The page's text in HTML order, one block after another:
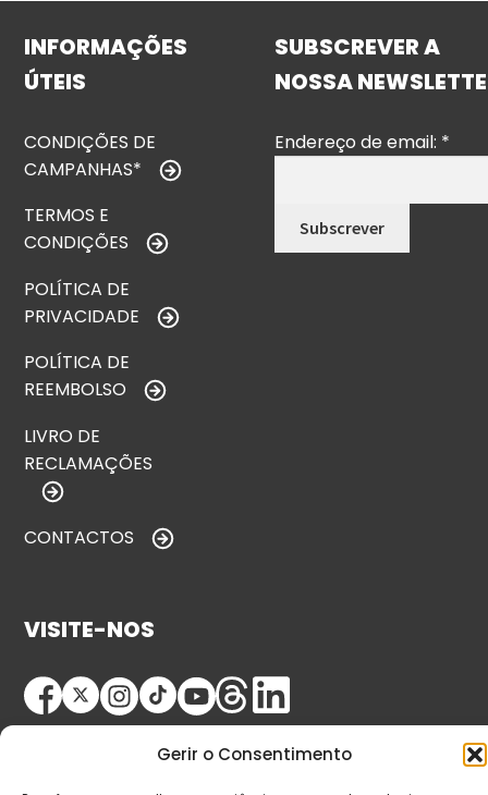
Gerir o Consentimento
INFORMAÇÕES
ÚTEIS
CONDIÇÕES DE
CAMPANHAS*
TERMOS E
CONDIÇÕES
POLÍTICA DE
PRIVACIDADE
POLÍTICA DE
REEMBOLSO
LIVRO DE
RECLAMAÇÕES
CONTACTOS
SUBSCREVER A
NOSSA
Endereço de email: *
VISITE-NOS